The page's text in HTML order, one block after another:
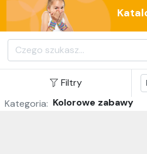
Filtry
Kategoria: Kolorowe zabawy